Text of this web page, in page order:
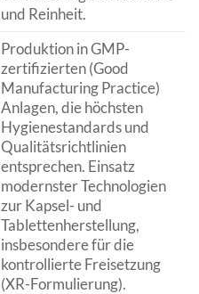
und Reinheit.
Produktion in GMP-
zertifizierten (Good
Manufacturing Practice)
Anlagen, die höchsten
Hygienestandards und
Qualitätsrichtlinien
entsprechen. Einsatz
modernster Technologien
zur Kapsel- und
Tablettenherstellung,
insbesondere für die
kontrollierte Freisetzung
(XR-Formulierung).